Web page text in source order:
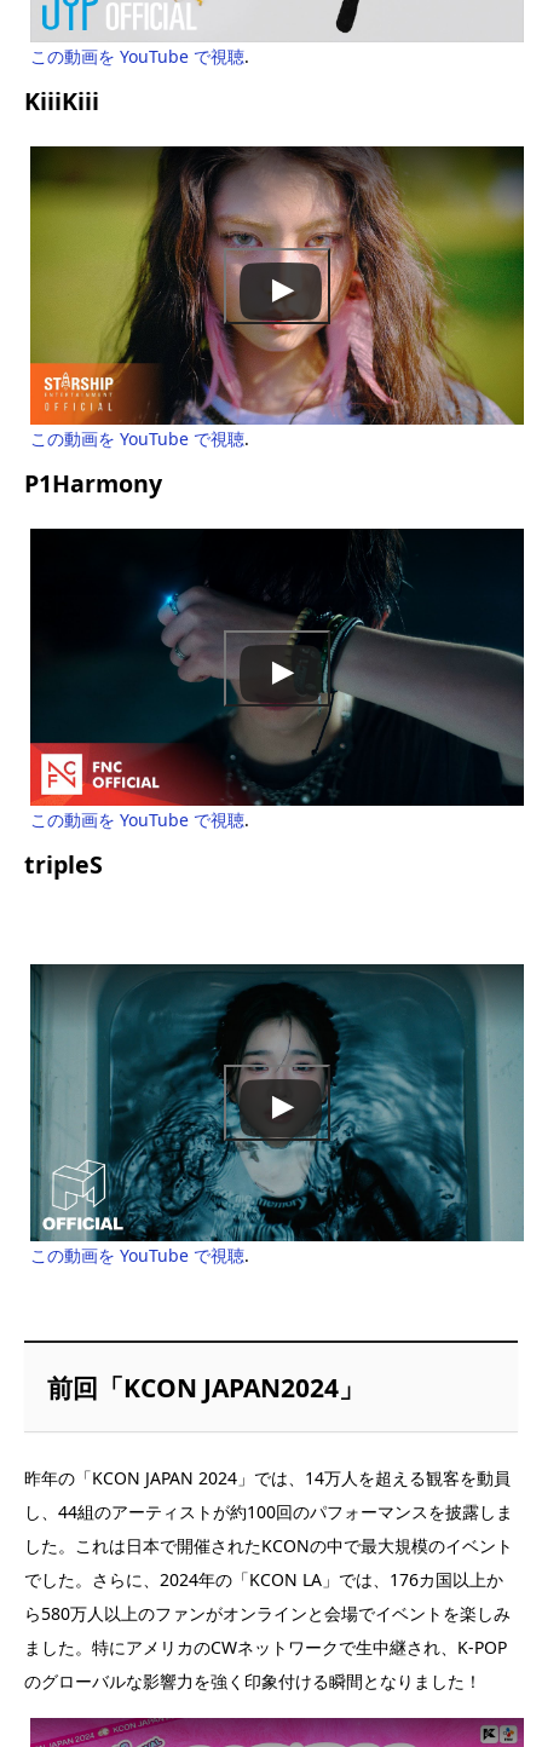
この動画を YouTube で視聴.
KiiiKiii
この動画を YouTube で視聴.
P1Harmony
この動画を YouTube で視聴.
tripleS
この動画を YouTube で視聴.
前回「KCON JAPAN2024」
昨年の「KCON JAPAN 2024」では、14万人を超える観客を動員
し、44組のアーティストが約100回のパフォーマンスを披露しま
した。これは日本で開催されたKCONの中で最大規模のイベント
でした。さらに、2024年の「KCON LA」では、176カ国以上か
ら580万人以上のファンがオンラインと会場でイベントを楽しみ
ました。特にアメリカのCWネットワークで生中継され、K-POP
のグローバルな影響力を強く印象付ける瞬間となりました！